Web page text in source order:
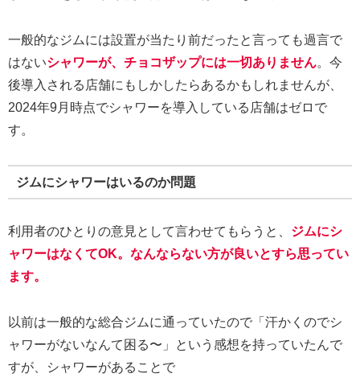
一般的なジムには設置が当たり前だったと言っても過言で
はないシャワーが、チョコザップには一切ありません。今
後導入される店舗にもしかしたらあるかもしれませんが、
2024年9月時点でシャワーを導入している店舗はゼロで
す。
ジムにシャワーはいるのか問題
利用者のひとりの意見として言わせてもらうと、 ジムにシ
ャワーはなくてOK。なんならない方が良いとすら思ってい
ます。
以前は一般的な総合ジムに通っていたので「汗かくのでシ
ャワーがないなんて困る〜」という感想を持っていたんで
すが、シャワーがあることで